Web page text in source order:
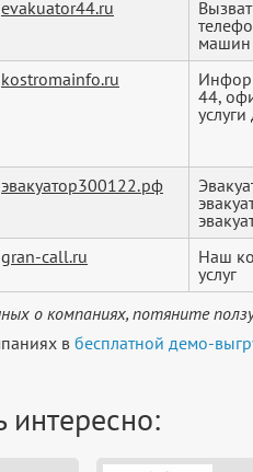
evakuator44.ru
машин
kostromainfo.ru
44,
услуги
эвакуатор300122.рф
gran-call.ru
Наш
услуг
о компаниях, потяните
в бесплатной демо-